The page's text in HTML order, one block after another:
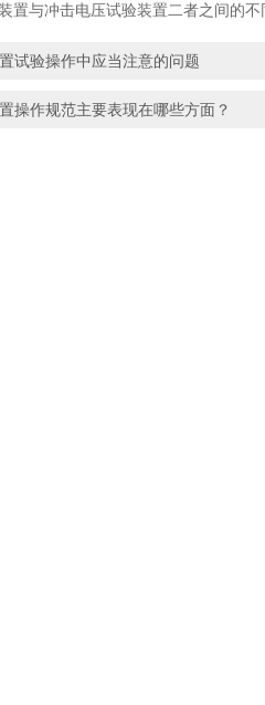
与冲击电压试验装置二者之间的不
试验操作中应当注意的问题
操作规范主要表现在哪些方面？